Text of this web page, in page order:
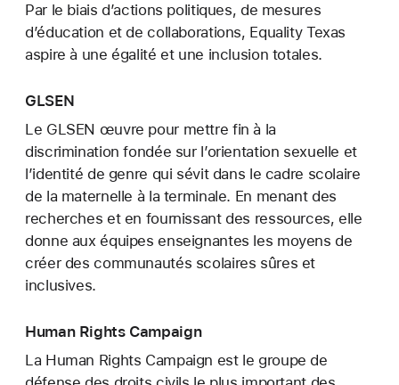
Par le biais d’actions politiques, de mesures
d’éducation et de collaborations, Equality Texas
aspire à une égalité et une inclusion totales.
GLSEN
Le GLSEN œuvre pour mettre fin à la
discrimination fondée sur l’orientation sexuelle et
l’identité de genre qui sévit dans le cadre scolaire
de la maternelle à la terminale. En menant des
recherches et en fournissant des ressources, elle
donne aux équipes enseignantes les moyens de
créer des communautés scolaires sûres et
inclusives.
Human Rights Campaign
La Human Rights Campaign est le groupe de